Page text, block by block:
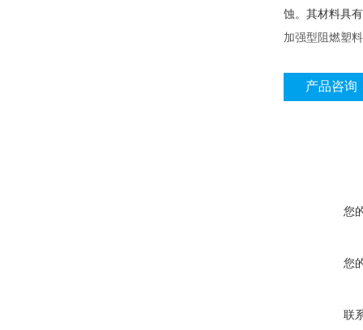
蚀。其材料具
加强型阻燃塑
产品咨询
您
您
联